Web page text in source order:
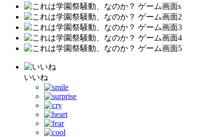
いいね